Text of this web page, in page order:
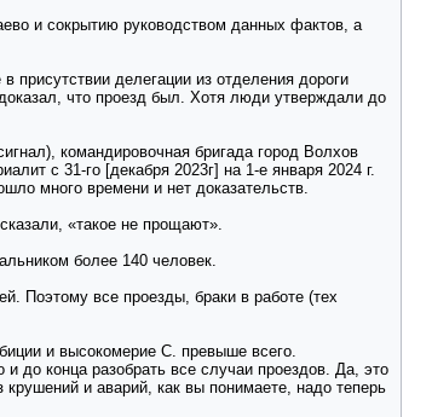
и сокрытию руководством данных фактов, а
делегации из отделения дороги
что проезд был. Хотя люди утверждали до
командировочная бригада город Волхов
с 31-го [декабря 2023г] на 1-е января 2024 г.
много времени и нет доказательств.
«такое не прощают».
более 140 человек.
Поэтому все проезды, браки в работе (тех
и высокомерие С. превыше всего.
до конца разобрать все случаи проездов. Да, это
и аварий, как вы понимаете, надо теперь